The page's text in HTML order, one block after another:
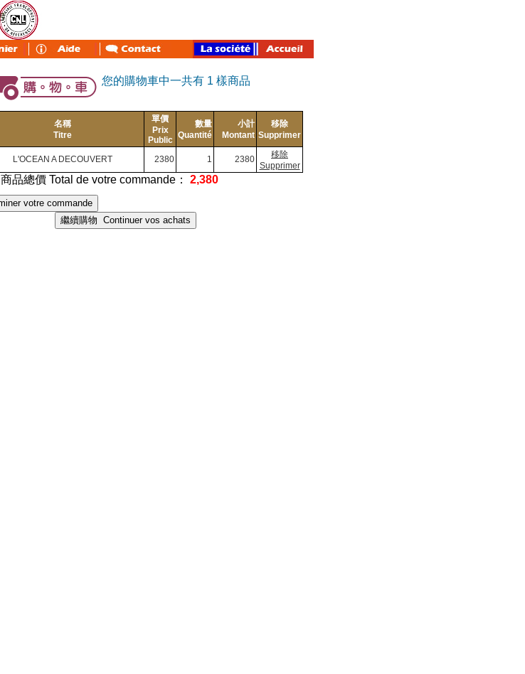
您的購物車中一共有 1 樣商品
名稱
Titre
單價
Prix
Public
數量
Quantité
小計
Montant
移除
Supprimer
L'OCEAN A DECOUVERT 2380 1 2380
移除
Supprimer
商品總價 Total de votre commande： 2,380